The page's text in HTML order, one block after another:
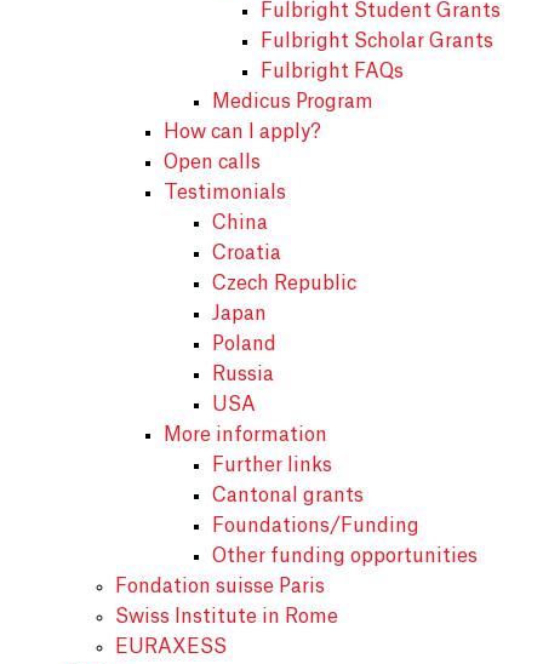
Fulbright Student Grants
Fulbright Scholar Grants
Fulbright FAQs
Medicus Program
How can I apply?
Open calls
Testimonials
China
Croatia
Czech Republic
Japan
Poland
Russia
USA
More information
Further links
Cantonal grants
Foundations/Funding
Other funding opportunities
Fondation suisse Paris
Swiss Institute in Rome
EURAXESS